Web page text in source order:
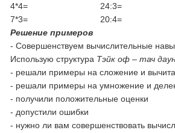
4*4= 24:3=
7*3= 20:4=
Решение примеров
- Совершенствуем вычислительные
Использую структура Тэйк оф – тач
- решали примеры на сложение и
- решали примеры на умножение и
- получили положительные оценки
- допустили ошибки
- нужно ли вам совершенствовать